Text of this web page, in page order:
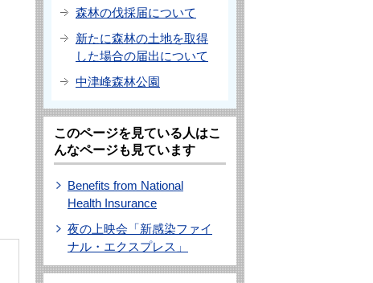
森林の伐採届について
新たに森林の土地を取得
した場合の届出について
中津峰森林公園
このページを見ている人はこ
んなページも見ています
Benefits from National
Health Insurance
夜の上映会「新感染ファイ
ナル・エクスプレス」